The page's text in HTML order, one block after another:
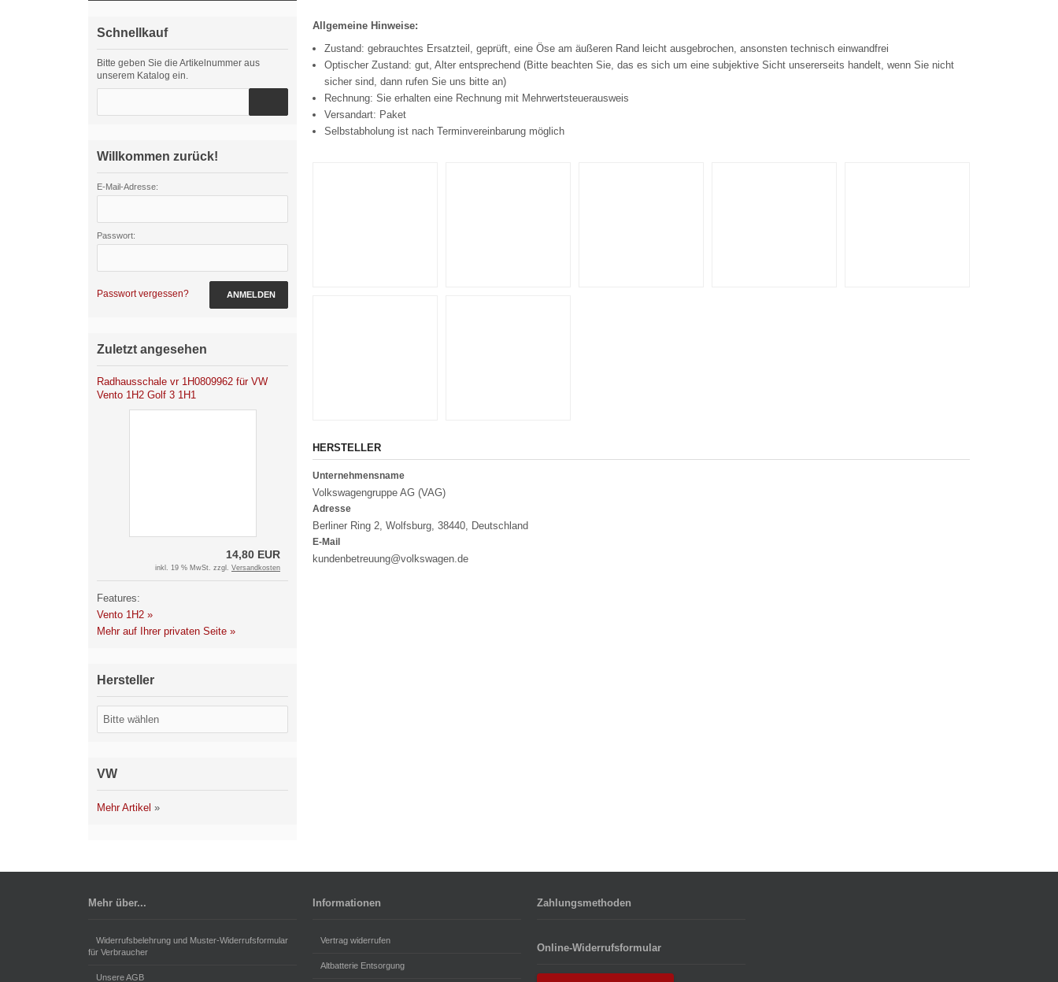
Allgemeine Hinweise:
Zustand: gebrauchtes Ersatzteil, geprüft, eine Öse am äußeren Rand leicht ausgebrochen, ansonsten technisch einwandfrei
Optischer Zustand: gut, Alter entsprechend (Bitte beachten Sie, das es sich um eine subjektive Sicht unsererseits handelt, wenn Sie nicht
sicher sind, dann rufen Sie uns bitte an)
Rechnung: Sie erhalten eine Rechnung mit Mehrwertsteuerausweis
Versandart: Paket
Selbstabholung ist nach Terminvereinbarung möglich
HERSTELLER
Unternehmensname
Volkswagengruppe AG (VAG)
Adresse
Berliner Ring 2, Wolfsburg, 38440, Deutschland
E-Mail
kundenbetreuung@volkswagen.de
Schnellkauf
Bitte geben Sie die Artikelnummer aus
unserem Katalog ein.
Willkommen zurück!
E-Mail-Adresse:
Passwort:
Passwort vergessen? ANMELDEN
Zuletzt angesehen
Radhausschale vr 1H0809962 für VW
Vento 1H2 Golf 3 1H1
14,80 EUR
inkl. 19 % MwSt. zzgl. Versandkosten
Features:
Vento 1H2 »
Mehr auf Ihrer privaten Seite »
Hersteller
VW
Mehr Artikel »
Mehr über...
Widerrufsbelehrung und Muster-Widerrufsformular
für Verbraucher
Unsere AGB
Informationen
Vertrag widerrufen
Altbatterie Entsorgung
Zahlungsmethoden
Online-Widerrufsformular